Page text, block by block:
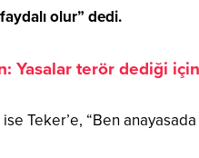
olur” dedi.
Yasalar terör dediği için
Teker’e, “Ben